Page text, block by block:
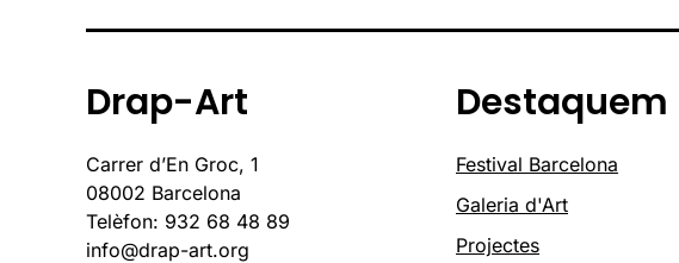
Drap-Art
Carrer d’En Groc, 1
08002 Barcelona
Telèfon: 932 68 48 89
info@drap-art.org
Destaquem
Festival Barcelona
Galeria d'Art
Projectes